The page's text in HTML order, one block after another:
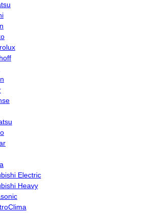
Electric
Heavy